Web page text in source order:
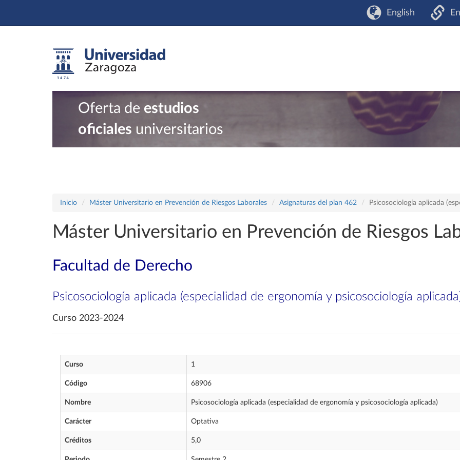
English
Oferta de estudios
oficiales universitarios
Inicio Máster Universitario en Prevención de Riesgos Laborales Asignaturas del plan 462 Psicosociología aplicada
Máster Universitario en Prevención de Riesgos
Facultad de Derecho
Psicosociología aplicada (especialidad de ergonomía y psicosociología
Curso 2023-2024
Curso 1
Código 68906
Nombre Psicosociología aplicada (especialidad de ergonomía y psicosociología aplicada)
Carácter Optativa
Créditos 5,0